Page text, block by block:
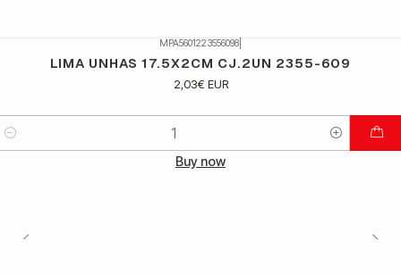
MPA5601223556098
LIMA UNHAS 17.5X2CM CJ.2UN 2355-609
2,03€ EUR
Buy now